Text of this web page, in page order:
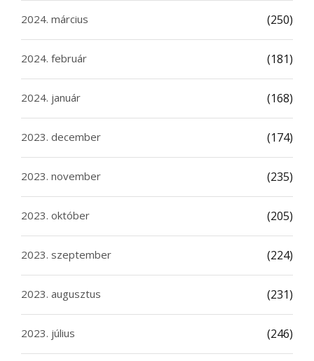
2024. március (250)
2024. február (181)
2024. január (168)
2023. december (174)
2023. november (235)
2023. október (205)
2023. szeptember (224)
2023. augusztus (231)
2023. július (246)